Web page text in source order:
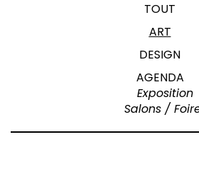
TOUT
ART
DESIGN
AGENDA
Exposition
Salons /